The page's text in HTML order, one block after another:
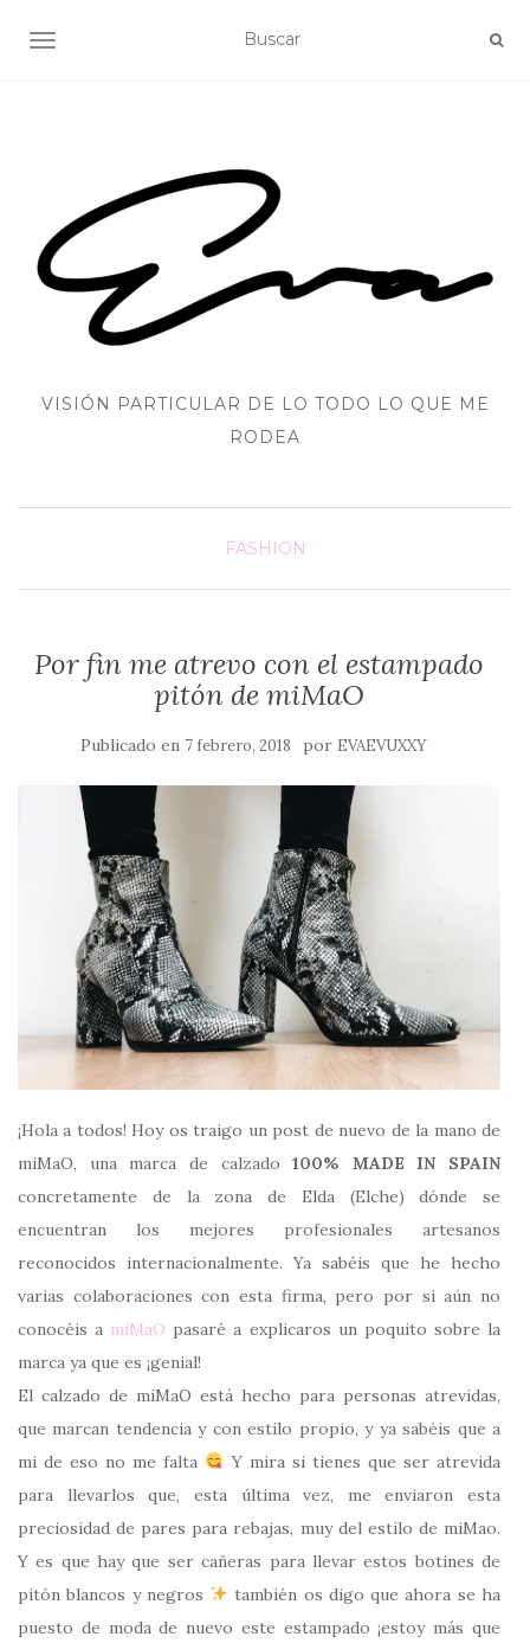
ALTERNAR NAVEGACIÓN
VISIÓN PARTICULAR DE LO TODO LO QUE ME
RODEA
FASHION
Por fin me atrevo con el estampado
pitón de miMaO
Publicado en 7 febrero, 2018 por EVAEVUXXY
¡Hola a todos! Hoy os traigo un post de nuevo de la mano de
miMaO, una marca de calzado100% MADE IN SPAIN
concretamente de la zona de Elda (Elche) dónde se
encuentran los mejores profesionales artesanos
reconocidos internacionalmente. Ya sabéis que he hecho
varias colaboraciones con esta firma, pero por si aún no
conocéis a miMaO pasaré a explicaros un poquito sobre la
marca ya que es ¡genial!
El calzado de miMaO está hecho para personas atrevidas,
que marcan tendencia y con estilo propio, y ya sabéis que a
mi de eso no me falta
Y mira si tienes que ser atrevida
para llevarlos que, esta última vez, me enviaron esta
preciosidad de pares para rebajas, muy del estilo de miMao.
Y es que hay que ser cañeras para llevar estos botines de
pitón blancos y negros
también os digo que ahora se ha
puesto de moda de nuevo este estampado ¡estoy más que